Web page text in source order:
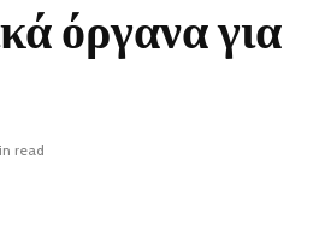
όργανα για
read